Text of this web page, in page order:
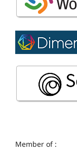
Member of :